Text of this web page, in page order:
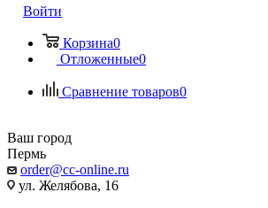
Войти
Корзина0
Отложенные0
Сравнение товаров0
Ваш город
Пермь
order@cc-online.ru
ул. Желябова, 16